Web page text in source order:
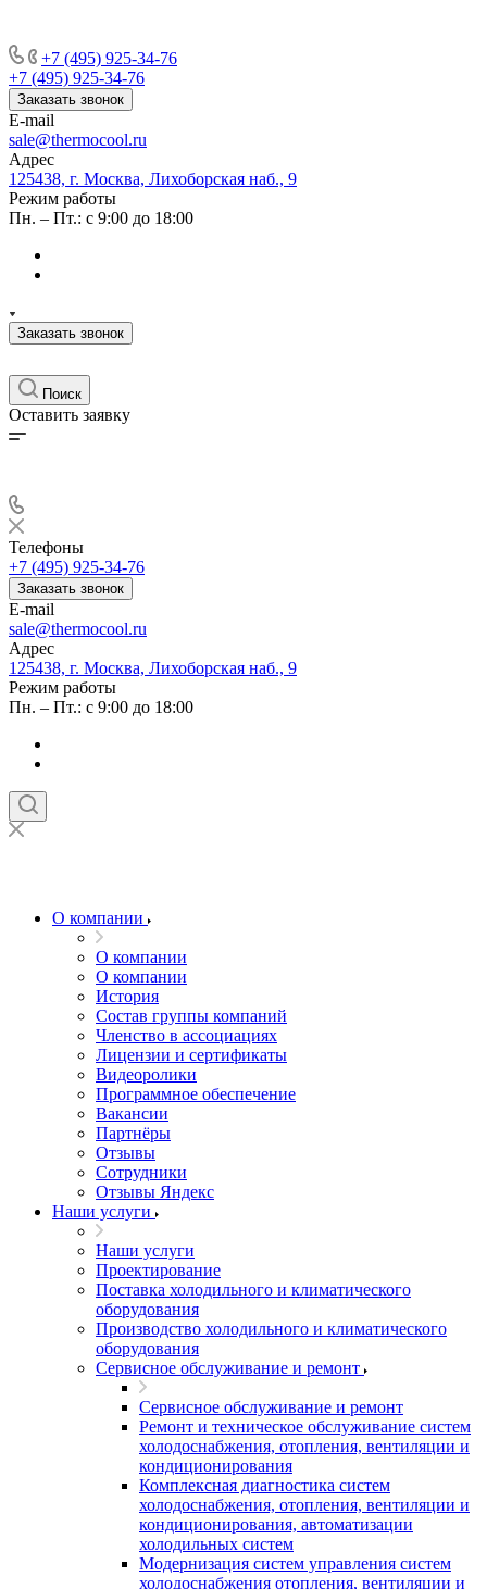
+7 (495) 925-34-76
+7 (495) 925-34-76
Заказать звонок
E-mail
sale@thermocool.ru
Адрес
125438, г. Москва, Лихоборская наб., 9
Режим работы
Пн. – Пт.: с 9:00 до 18:00
Заказать звонок
Поиск
Оставить заявку
Телефоны
+7 (495) 925-34-76
Заказать звонок
E-mail
sale@thermocool.ru
Адрес
125438, г. Москва, Лихоборская наб., 9
Режим работы
Пн. – Пт.: с 9:00 до 18:00
О компании
О компании
О компании
История
Состав группы компаний
Членство в ассоциациях
Лицензии и сертификаты
Видеоролики
Программное обеспечение
Вакансии
Партнёры
Отзывы
Сотрудники
Отзывы Яндекс
Наши услуги
Наши услуги
Проектирование
Поставка холодильного и климатического
оборудования
Производство холодильного и климатического
оборудования
Сервисное обслуживание и ремонт
Сервисное обслуживание и ремонт
Ремонт и техническое обслуживание систем
холодоснабжения, отопления, вентиляции и
кондиционирования
Комплексная диагностика систем
холодоснабжения, отопления, вентиляции и
кондиционирования, автоматизации
холодильных систем
Модернизация систем управления систем
холодоснабжения отопления, вентиляции и